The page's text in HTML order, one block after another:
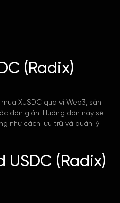
(Radix)
XUSDC qua ví Web3, sàn
đơn giản. Hướng dẫn này sẽ
như cách lưu trữ và quản lý
(Radix)